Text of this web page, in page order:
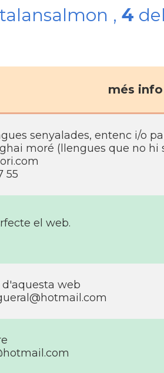
, 4
més info
senyalades, entenc i/o
moré (llengues que no hi
55
el web.
web